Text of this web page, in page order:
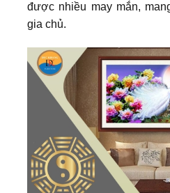
được nhiều may mắn,
gia chủ.